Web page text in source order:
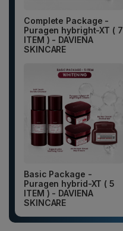
Complete Package -
Puragen hybright-XT ( 7
ITEM ) - DAVIENA
SKINCARE
Basic Package -
Puragen hybrid-XT ( 5
ITEM ) - DAVIENA
SKINCARE